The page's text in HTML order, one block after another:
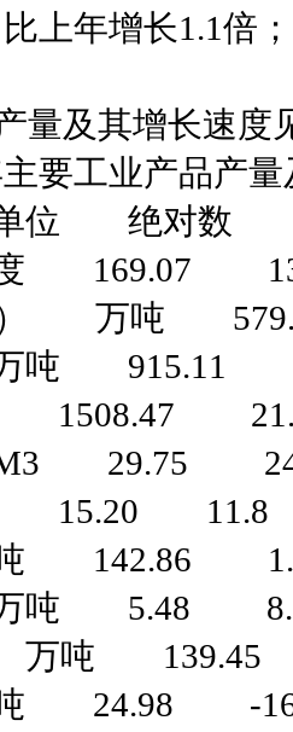
上年增长1.1倍
量及其增长速度
要工业产品产量
位 绝对数 比
169.07
矿） 万吨
吨 915.11
1508.47
29.75
15.20 11.8
142.86
吨 5.48
万吨
24.98 -